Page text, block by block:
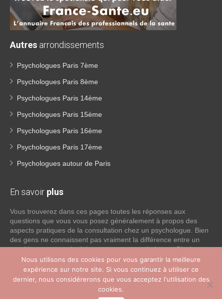
Autres arrondissements
Psychologues Paris 7ème
Psychologues Paris 8ème
Psychologues Paris 14ème
Psychologues Paris 15ème
Psychologues Paris 16ème
Psychologues Paris 17ème
Psychologues autour de Paris
En savoir plus
Vous trouverez dans ces pages toutes les réponses aux
questions que vous vous posez généralement à propos des
aspects pratiques de la consultation chez un psychologue. Bien
des gens ne connaissent pas vraiment la différence entre un
psychiatre, un psychothérapeute et un psychologue. Si tel est
votre cas, voici quelques définitions qui devraient clarifier les
choses, n’hésitez pas à nous contacter:
Lire la suite
Nous utilisons des cookies pour vous garantir la meilleure
expérience sur notre site. Si vous continuez à utiliser ce
dernier, nous considérerons que vous acceptez l'utilisation des
cookies.